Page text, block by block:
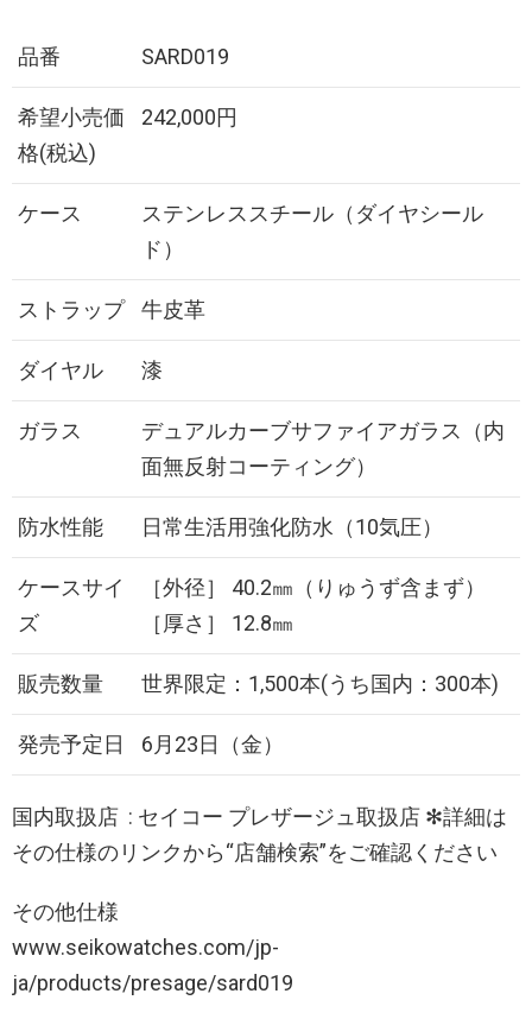
品番 SARD019
希望小売価
格(税込)
242,000円
ケース
ステンレススチール（ダイヤシール
ド）
ストラップ 牛皮革
ダイヤル 漆
ガラス
デュアルカーブサファイアガラス（内
面無反射コーティング）
防水性能 日常生活用強化防水（10気圧）
ケースサイ
ズ
［外径］ 40.2㎜（りゅうず含まず）
［厚さ］ 12.8㎜
販売数量 世界限定：1,500本(うち国内：300本)
発売予定日 6月23日（金）
国内取扱店 : セイコー プレザージュ取扱店 ✻詳細は
その仕様のリンクから“店舗検索”をご確認ください
その他仕様
www.seikowatches.com/jp-
ja/products/presage/sard019